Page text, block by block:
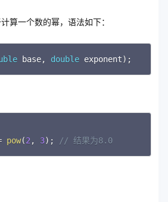
算一个数的幂，语法如下：
base, double exponent) ;
pow(2 , 3) ; // 结果为8.0